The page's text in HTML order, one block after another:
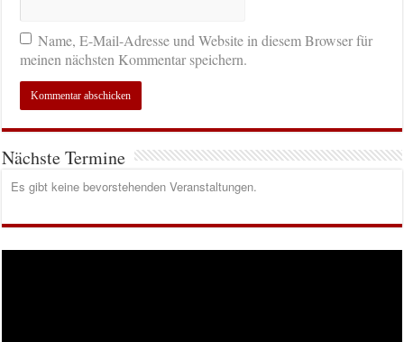
Name, E-Mail-Adresse und Website in diesem Browser für
meinen nächsten Kommentar speichern.
Nächste Termine
Es gibt keine bevorstehenden Veranstaltungen.